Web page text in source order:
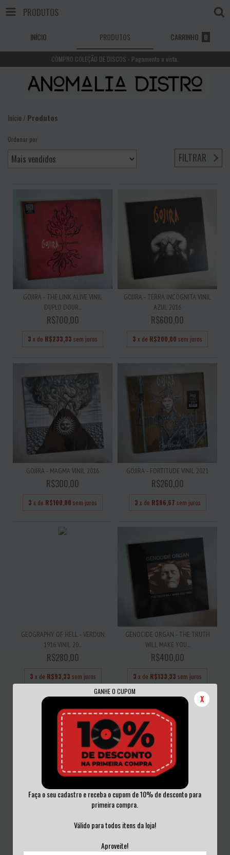
GANHE O CUPOM
X
Faça o seu cadastro e receba o cupom de 10% de desconto para
primeira compra.
Válido para todos itens da loja!
Aproveite!
PRODUTOS
INÍCIO PRODUTOS CARRINHO 0
COMPRO COLEÇÃO DE DISCOS - Pagamento a vista.
Início /Produtos
Ordenar por
FILTRAR
GOJIRA - THE LINK ALIVE VINIL
DUPLO DOUR...
R$700,00
3 x de R$233,33 sem juros
GOJIRA - TERRA INCOGNITA VINIL
AZUL 2016
R$600,00
3 x de R$200,00 sem juros
GOJIRA - MAGMA VINIL 2016
R$300,00
3 x de R$100,00 sem juros
GOJIRA - FORTITUDE VINIL 2021
R$260,00
3 x de R$86,67 sem juros
GEOGRAPHY OF HELL - VERDUN
1916 VINIL 20...
R$280,00
3 x de R$93,33 sem juros
GENOCIDE ORGAN - THE TRUTH
WILL MAKE YOU...
R$400,00
3 x de R$133,33 sem juros
GENOCIDE ORGAN - MAUNDUNI-
R$350,00
3x deR$116,67sem juros
GENOCIDE ORGAN - : IN-KONFLIKT :
R$450,00
3x deR$150,00sem juros